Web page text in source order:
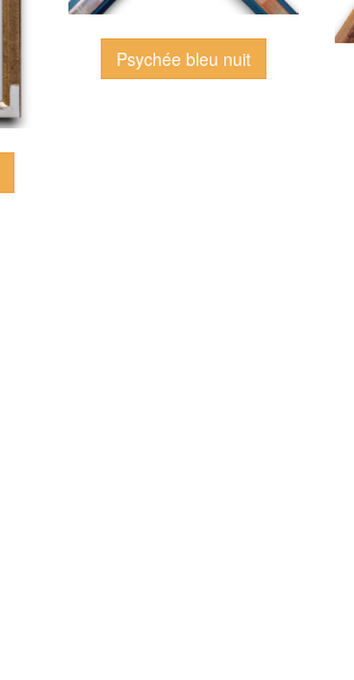
Psychée bleu nuit